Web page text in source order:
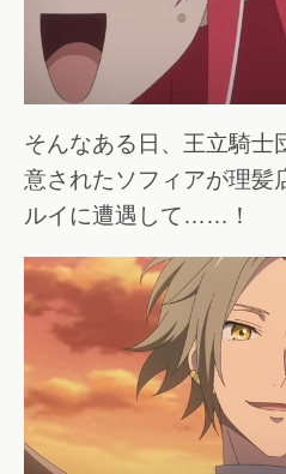
そんなある日、王立騎士
意されたソフィアが理髪
ルイに遭遇して……！